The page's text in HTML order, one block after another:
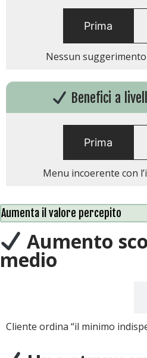
Prima
Nessun
Benefici a
Prima
Menu incoerente con
Aumenta il valore percepito
Aumento
medio
Cliente ordina “il minimo